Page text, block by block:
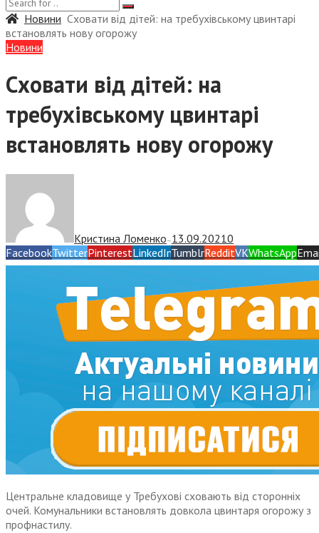
Новини Сховати від дітей: на требухівському цвинтарі
встановлять нову огорожу
Новини
Сховати від дітей: на
требухівському цвинтарі
встановлять нову огорожу
Кристина Ломенко — 13.09.20210
FacebookTwitterPinterestLinkedInTumblrRedditVKWhatsApp
Центральне кладовище у Требухові сховають від сторонніх
очей. Комунальники встановлять довкола цвинтаря огорожу з
профнастилу.